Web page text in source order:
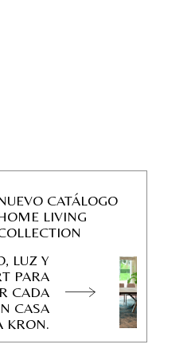
CATÁLOGO
LIVING
LUZ Y
PARA
CADA
CASA
KRON.